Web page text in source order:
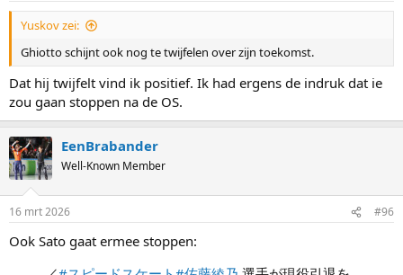
Yuskov zei:
Ghiotto schijnt ook nog te twijfelen over zijn toekomst.
Dat hij twijfelt vind ik positief. Ik had ergens de indruk dat ie
zou gaan stoppen na de OS.
EenBrabander
Well-Known Member
16 mrt 2026 #96
Ook Sato gaat ermee stoppen: